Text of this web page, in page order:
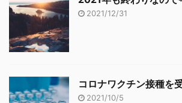
2021/12/31
コロナワクチン接種を
2021/10/5